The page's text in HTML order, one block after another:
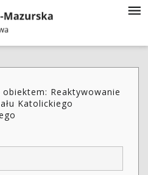
obiektem: Reaktywowanie
Katolickiego